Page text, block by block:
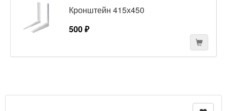
Кронштейн 415х450
500 ₽